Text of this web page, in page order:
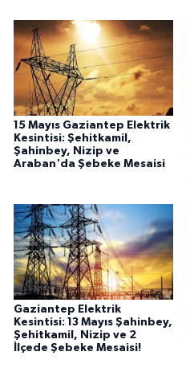
15 Mayıs Gaziantep Elektrik
Kesintisi: Şehitkamil,
Şahinbey, Nizip ve
Araban'da Şebeke Mesaisi
Gaziantep Elektrik
Kesintisi: 13 Mayıs Şahinbey,
Şehitkamil, Nizip ve 2
İlçede Şebeke Mesaisi!